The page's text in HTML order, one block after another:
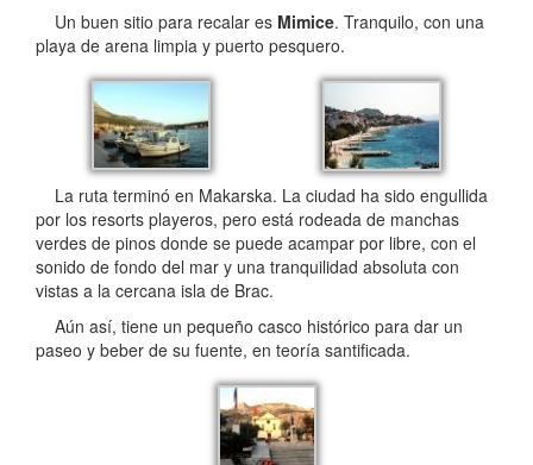
Un buen sitio para recalar es Mimice. Tranquilo, con una
playa de arena limpia y puerto pesquero.
La ruta terminó en Makarska. La ciudad ha sido engullida
por los resorts playeros, pero está rodeada de manchas
verdes de pinos donde se puede acampar por libre, con el
sonido de fondo del mar y una tranquilidad absoluta con
vistas a la cercana isla de Brac.
Aún así, tiene un pequeño casco histórico para dar un
paseo y beber de su fuente, en teoría santificada.